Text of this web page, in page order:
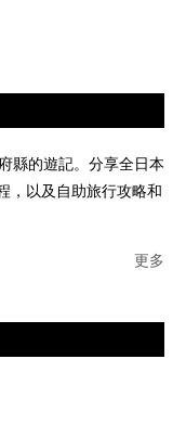
縣的遊記。分享全日本
，以及自助旅行攻略和
更多